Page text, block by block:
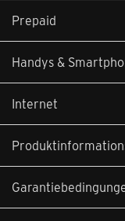
Prepaid
Handys &
Internet